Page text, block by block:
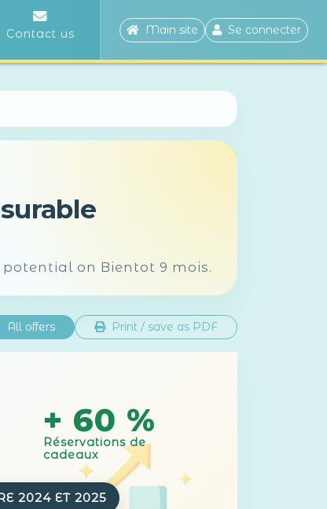
Contact us Main site Se connecter
on Bientot 9 mois.
All offers Print / save as PDF
+ 60 %
Réservations de
cadeaux
2024 ET 2025